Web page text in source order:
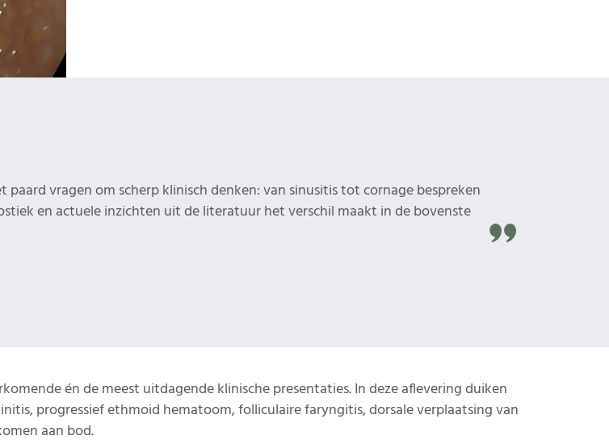
vragen om scherp klinisch denken: van sinusitis tot cornage bespreken
en actuele inzichten uit de literatuur het verschil maakt in de bovenste
én de meest uitdagende klinische presentaties. In deze aflevering duiken
progressief ethmoid hematoom, folliculaire faryngitis, dorsale verplaatsing van
aan bod.